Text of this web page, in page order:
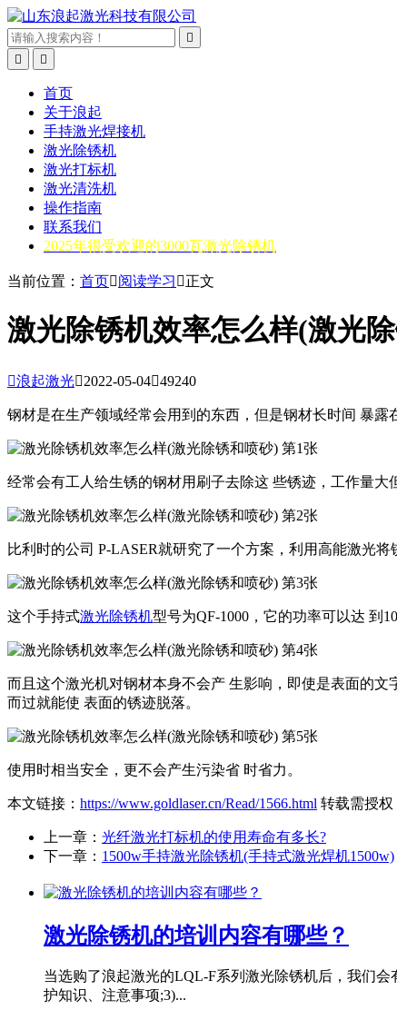



首页
关于浪起
手持激光焊接机
激光除锈机
激光打标机
激光清洗机
操作指南
联系我们
2025年很受欢迎的3000瓦激光除锈机
当前位置： 首页阅读学习 正文
激光除锈机效率怎么样(激光
浪起激光2022-05-0449240
钢材是在生产领域经常会用到的东西，但是钢材长时间 暴露
经常会有工人给生锈的钢材用刷子去除这 些锈迹，工作量大
比利时的公司 P-LASER就研究了一个方案，利用高能激光将
这个手持式激光除锈机型号为QF-1000，它的功率可以达 到
而且这个激光机对钢材本身不会产 生影响，即使是表面的
而过就能使 表面的锈迹脱落。
使用时相当安全，更不会产生污染省 时省力。
本文链接： https://www.goldlaser.cn/Read/1566.html 转载需授权
上一章： 光纤激光打标机的使用寿命有多长?
下一章： 1500w手持激光除锈机(手持式激光焊机1500w)
激光除锈机的培训内容有哪些？
当选购了浪起激光的LQL-F系列激光除锈机后，我们
护知识、注意事项;3)...